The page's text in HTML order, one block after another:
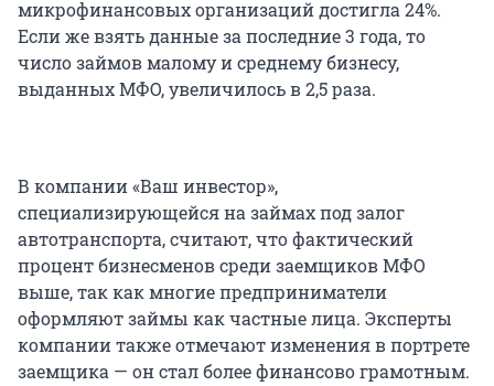
микрофинансовых организаций достигла 24%.
Если же взять данные за последние 3 года, то
число займов малому и среднему бизнесу,
выданных МФО, увеличилось в 2,5 раза.
В компании «Ваш инвестор»,
специализирующейся на займах под залог
автотранспорта, считают, что фактический
процент бизнесменов среди заемщиков МФО
выше, так как многие предприниматели
оформляют займы как частные лица. Эксперты
компании также отмечают изменения в портрете
заемщика — он стал более финансово грамотным.